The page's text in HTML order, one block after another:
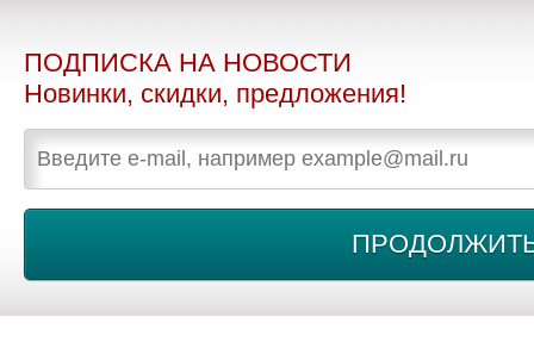
ПОДПИСКА НА НОВОСТИ
Новинки, скидки, предложения!